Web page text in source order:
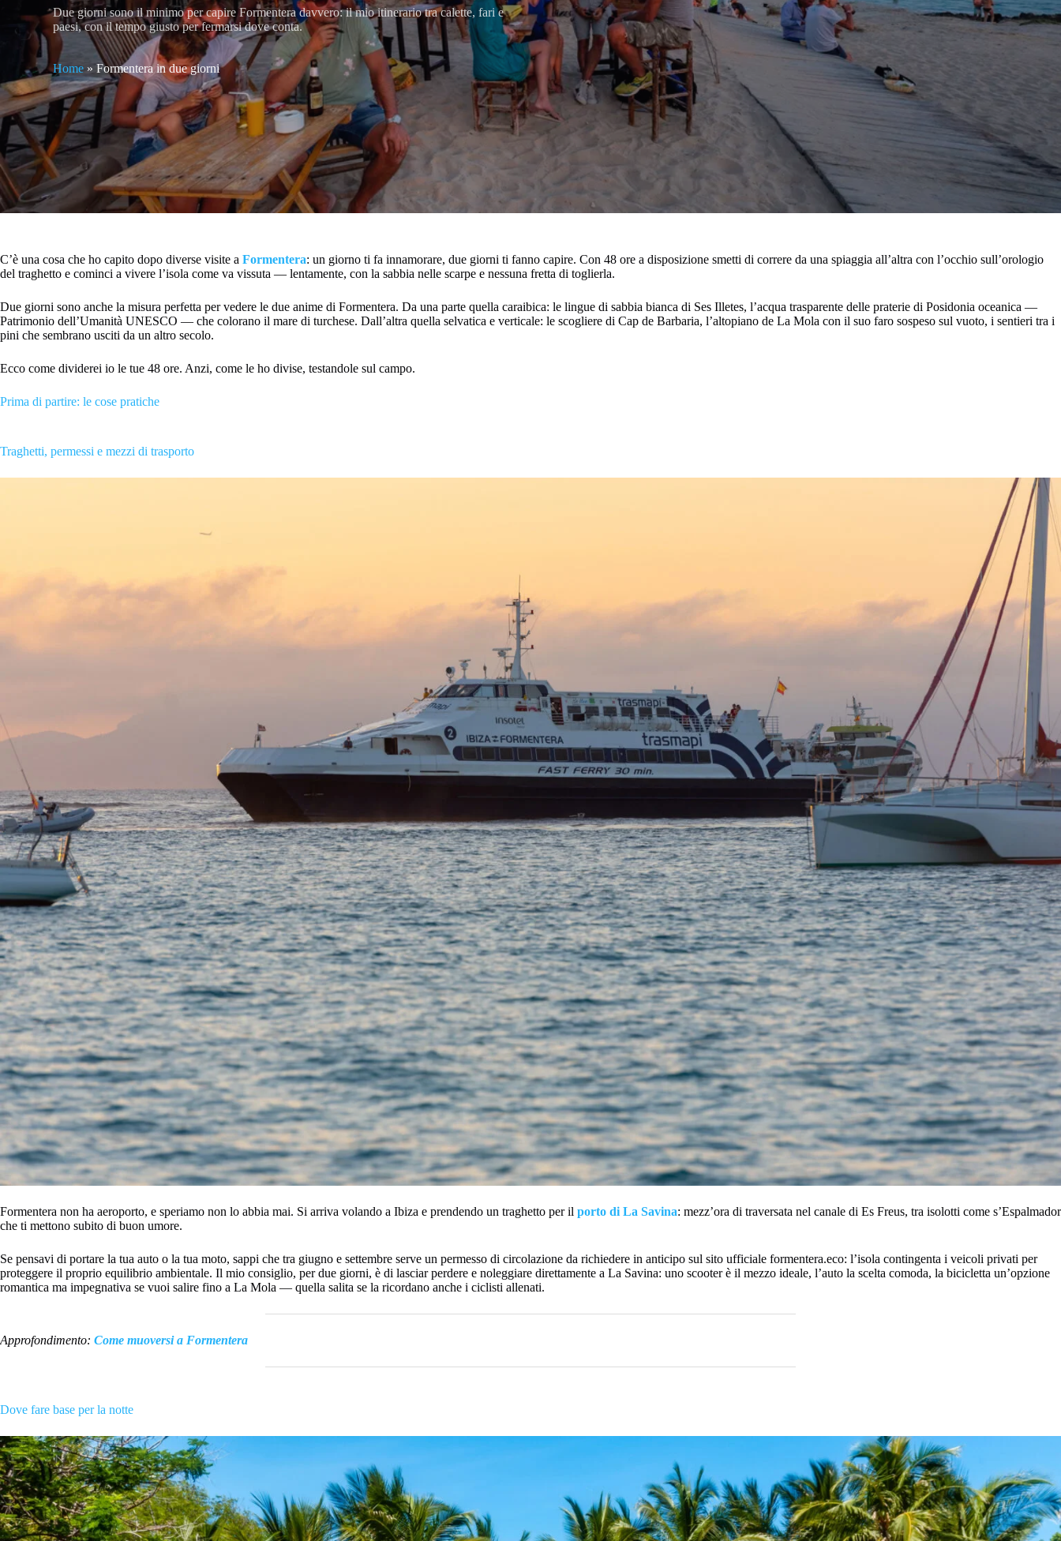
Due giorni sono il minimo per capire Formentera davvero: il mio itinerario tra calette, fari e
paesi, con il tempo giusto per fermarsi dove conta.
Home »Formentera in due giorni
C’è una cosa che ho capito dopo diverse visite a Formentera: un giorno ti fa innamorare, due giorni ti fanno capire. Con 48 ore a disposizione smetti di correre da una spiaggia all’altra con l’occhio sull’orologio
del traghetto e cominci a vivere l’isola come va vissuta — lentamente, con la sabbia nelle scarpe e nessuna fretta di toglierla.
Due giorni sono anche la misura perfetta per vedere le due anime di Formentera. Da una parte quella caraibica: le lingue di sabbia bianca di Ses Illetes, l’acqua trasparente delle praterie di Posidonia oceanica —
Patrimonio dell’Umanità UNESCO — che colorano il mare di turchese. Dall’altra quella selvatica e verticale: le scogliere di Cap de Barbaria, l’altopiano de La Mola con il suo faro sospeso sul vuoto, i sentieri tra i
pini che sembrano usciti da un altro secolo.
Ecco come dividerei io le tue 48 ore. Anzi, come le ho divise, testandole sul campo.
Prima di partire: le cose pratiche
Traghetti, permessi e mezzi di trasporto
Formentera non ha aeroporto, e speriamo non lo abbia mai. Si arriva volando a Ibiza e prendendo un traghetto per il porto di La Savina: mezz’ora di traversata nel canale di Es Freus, tra isolotti come s’Espalmador
che ti mettono subito di buon umore.
Se pensavi di portare la tua auto o la tua moto, sappi che tra giugno e settembre serve un permesso di circolazione da richiedere in anticipo sul sito ufficiale formentera.eco: l’isola contingenta i veicoli privati per
proteggere il proprio equilibrio ambientale. Il mio consiglio, per due giorni, è di lasciar perdere e noleggiare direttamente a La Savina: uno scooter è il mezzo ideale, l’auto la scelta comoda, la bicicletta un’opzione
romantica ma impegnativa se vuoi salire fino a La Mola — quella salita se la ricordano anche i ciclisti allenati.
Approfondimento: Come muoversi a Formentera
Dove fare base per la notte